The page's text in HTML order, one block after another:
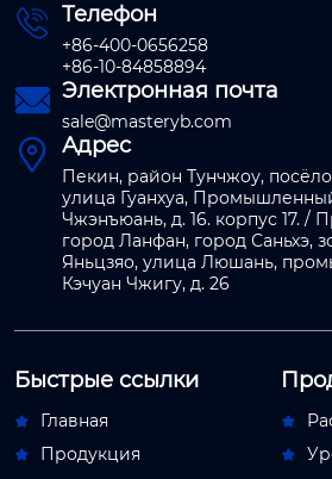
 Телефон
+86-400-0656258
+86-10-84858894
 Электронная почта
sale@masteryb.com
 Адрес
Пекин, район Тунчжоу,
улица Гуанхуа,
Чжэнъюань, д. 16. корпус 17. /
город Ланфан, город Саньхэ,
Яньцзяо, улица Люшань,
Кэчуан Чжигу, д. 26
Быстрые ссылки
 Главная

Продукция

